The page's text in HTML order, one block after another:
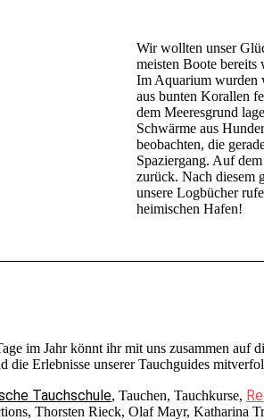
Wir wollten unser
meisten Boote bereits
Im Aquarium wurden
aus bunten Korallen
dem Meeresgrund
Schwärme aus
beobachten, die
Spaziergang. Auf
zurück. Nach diesem
unsere Logbücher
heimischen Hafen!
im Jahr könnt ihr mit uns zusammen
Erlebnisse unserer Tauchguides
Tauchschule, Tauchen, Tauchkurse,
Thorsten Rieck, Olaf Mayr, Katharina